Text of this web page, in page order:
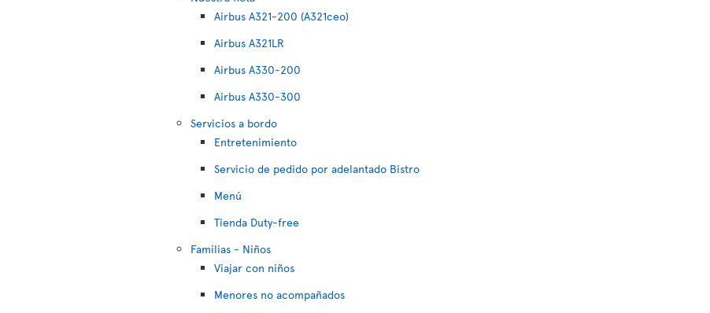
Airbus A321-200 (A321ceo)
Airbus A321LR
Airbus A330-200
Airbus A330-300
Servicios a bordo
Entretenimiento
Servicio de pedido por adelantado Bistro
Menú
Tienda Duty-free
Familias - Niños
Viajar con niños
Menores no acompañados